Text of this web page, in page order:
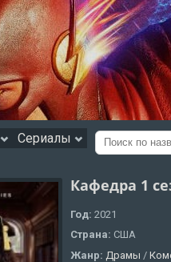
Сериалы
Кафедра 1
Год: 2021
Страна: США
Жанр: Драмы /